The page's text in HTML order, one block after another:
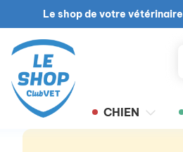
Le shop de votre vétérinaire
CHIEN